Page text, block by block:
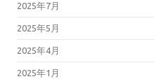
2025年7月
2025年5月
2025年4月
2025年1月